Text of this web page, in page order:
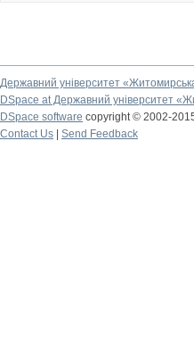
Державний університет
DSpace at Державний університет
DSpace software copyright © 2002-
Contact Us
Send Feedback